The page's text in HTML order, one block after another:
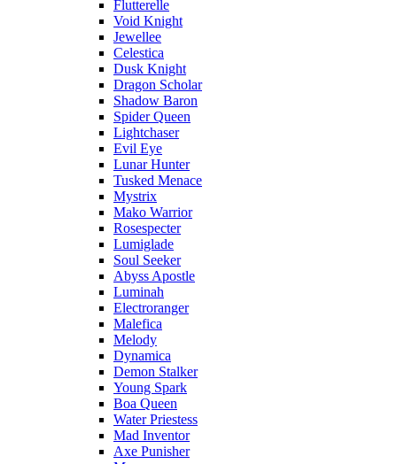
Flutterelle
Void Knight
Jewellee
Celestica
Dusk Knight
Dragon Scholar
Shadow Baron
Spider Queen
Lightchaser
Evil Eye
Lunar Hunter
Tusked Menace
Mystrix
Mako Warrior
Rosespecter
Lumiglade
Soul Seeker
Abyss Apostle
Luminah
Electroranger
Malefica
Melody
Dynamica
Demon Stalker
Young Spark
Boa Queen
Water Priestess
Mad Inventor
Axe Punisher